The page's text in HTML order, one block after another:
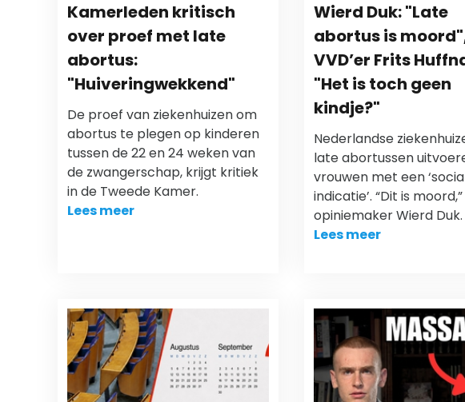
Kamerleden kritisch
over proef met late
abortus:
"Huiveringwekkend"
De proef van ziekenhuizen om
abortus te plegen op kinderen
tussen de 22 en 24 weken van
de zwangerschap, krijgt kritiek
in de Tweede Kamer.
Lees meer
Wierd Duk: "Late
abortus is
VVD’er Frits
"Het is toch geen
kindje?"
Nederlandse
late abortussen
vrouwen met een
indicatie’. “Dit is
opiniemaker Wierd Duk.
Lees meer